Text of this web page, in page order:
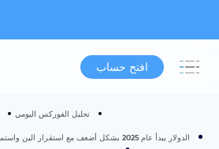
افتح حساب
تحليل الفوركس اليومي
الدولار يبدأ عام 2025 بشكل أضعف مع استقرار الين واستمرار مكاسب الذهب (01.02.2025)